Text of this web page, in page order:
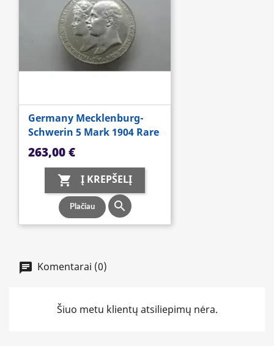
Germany Mecklenburg-
Schwerin 5 Mark 1904 Rare
Kaina
263,00 €
 Į KREPŠELĮ
Plačiau 
Komentarai (0)
Šiuo metu klientų atsiliepimų nėra.